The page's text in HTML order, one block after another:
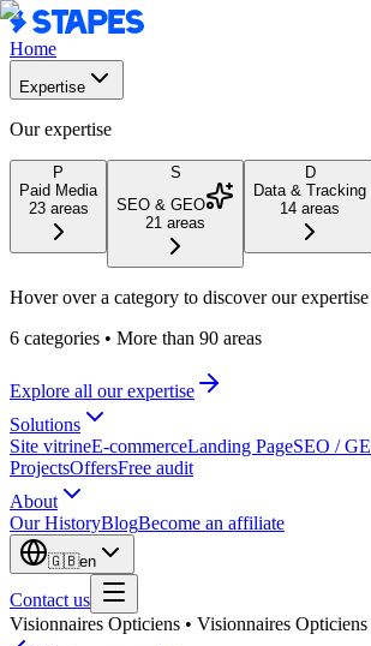
Home
Expertise
Our expertise
P
Paid Media
23 areas
S
SEO & GEO
21 areas
D
Data & Tracking
14 areas
Hover over a category to discover our expertise
6 categories • More than 90 areas
Explore all our expertise
Solutions
Site vitrineE-commerceLanding PageSEO /
ProjectsOffersFree audit
About
Our HistoryBlogBecome an affiliate
🇬🇧en
Contact us
Visionnaires Opticiens • Visionnaires Opticiens